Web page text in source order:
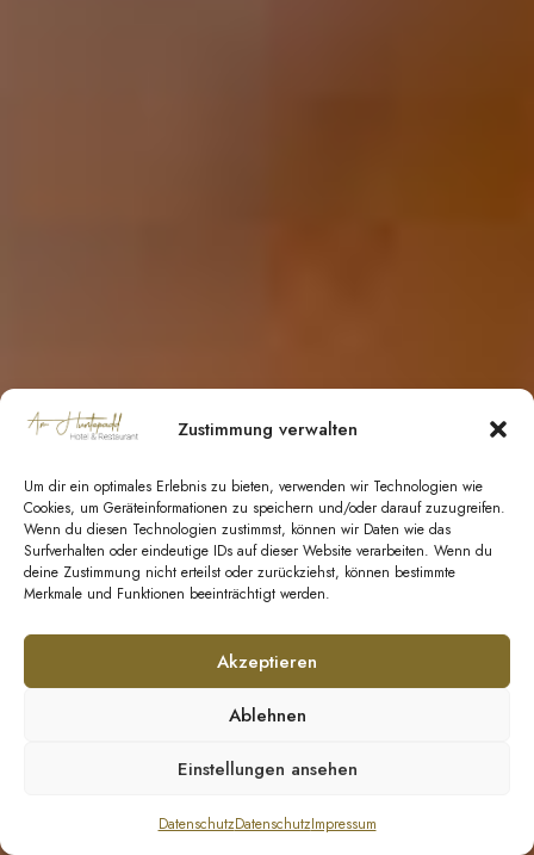
Zustimmung verwalten
Um dir ein optimales Erlebnis zu bieten, verwenden wir Technologien wie
Cookies, um Geräteinformationen zu speichern und/oder darauf zuzugreifen.
Wenn du diesen Technologien zustimmst, können wir Daten wie das
Surfverhalten oder eindeutige IDs auf dieser Website verarbeiten. Wenn du
deine Zustimmung nicht erteilst oder zurückziehst, können bestimmte
Merkmale und Funktionen beeinträchtigt werden.
Akzeptieren
Ablehnen
Einstellungen ansehen
DatenschutzDatenschutzImpressum